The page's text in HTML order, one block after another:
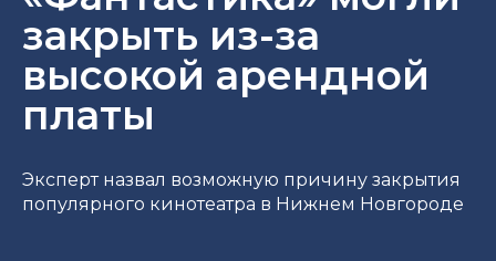
закрыть из-за
высокой арендной
платы
Эксперт назвал возможную причину закрытия
популярного кинотеатра в Нижнем Новгороде